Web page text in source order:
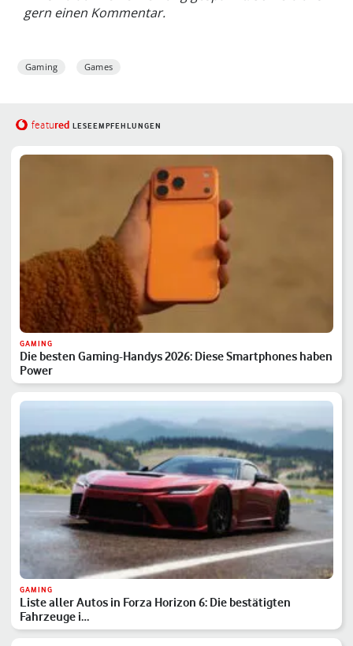
gern einen Kommentar.
Gaming Games
featured LESEEMPFEHLUNGEN
GAMING
Die besten Gaming-Handys 2026: Diese Smartphones haben
Power
GAMING
Liste aller Autos in Forza Horizon 6: Die bestätigten
Fahrzeuge i…